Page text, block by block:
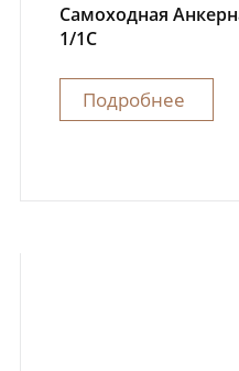
Самоходная
1/1C
Подробнее